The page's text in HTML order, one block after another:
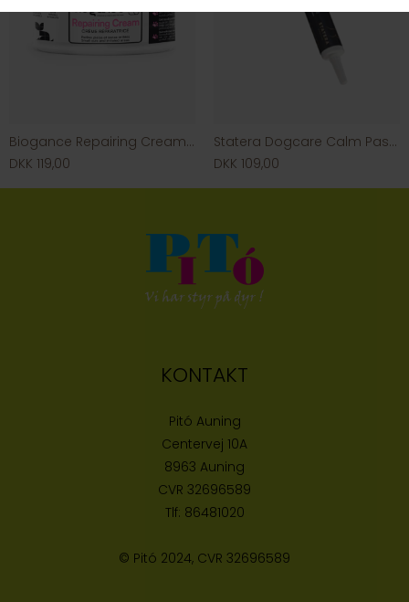
Biogance Repairing Cream (damaged skin)
DKK 119,00
Statera Dogcare Calm Pasta
DKK 109,00
KONTAKT
Pitó Auning
Centervej 10A
8963 Auning
CVR 32696589
Tlf: 86481020
© Pitó 2024, CVR 32696589